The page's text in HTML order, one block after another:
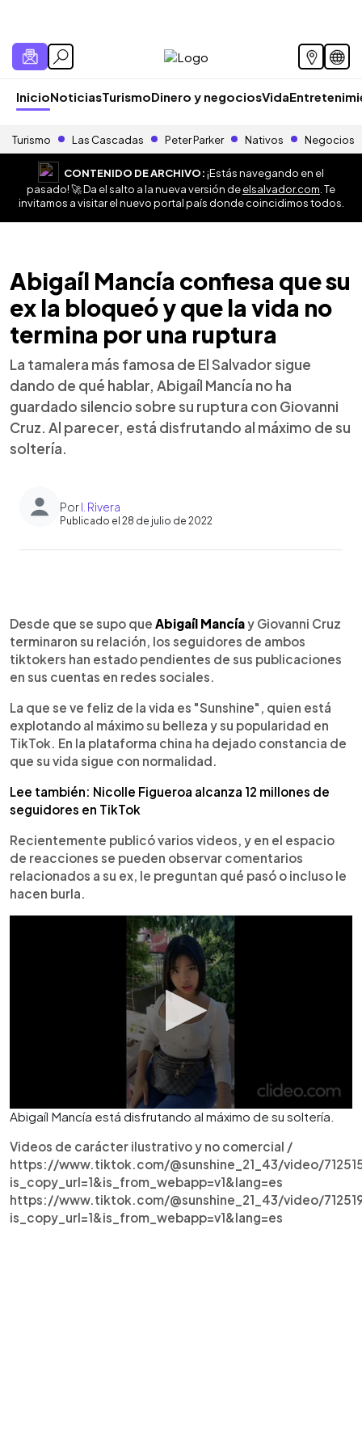
InicioNoticiasTurismoDinero y negociosVida
Turismo Las Cascadas Peter Parker Nativos Negocios
CONTENIDO DE ARCHIVO:¡Estás navegando en el
pasado! 🚀 Da el salto a la nueva versión deelsalvador.com . Te
invitamos a visitar el nuevo portal país donde coincidimos todos.
Abigaíl Mancía confiesa que su
ex la bloqueó y que la vida no
termina por una ruptura
La tamalera más famosa de El Salvador sigue
dando de qué hablar, Abigaíl Mancía no ha
guardado silencio sobre su ruptura con Giovanni
Cruz. Al parecer, está disfrutando al máximo de su
soltería.
PorI. Rivera
Publicado el 28 de julio de 2022
Escuchar artículo
Desde que se supo que Abigaíl Mancíay Giovanni Cruz
terminaron su relación, los seguidores de ambos
tiktokers han estado pendientes de sus publicaciones
en sus cuentas en redes sociales.
La que se ve feliz de la vida es "Sunshine", quien está
explotando al máximo su belleza y su popularidad en
TikTok. En la plataforma china ha dejado constancia de
que su vida sigue con normalidad.
Lee también: Nicolle Figueroa alcanza 12 millones de
seguidores en TikTok
Recientemente publicó varios videos, y en el espacio
de reacciones se pueden observar comentarios
relacionados a su ex, le preguntan qué pasó o incluso le
hacen burla.
Abigaíl Mancía está disfrutando al máximo de su soltería.
Videos de carácter ilustrativo y no comercial /
https://www.tiktok.com/@sunshine_21_43/video/
is_copy_url=1&is_from_webapp=v1&lang=es
https://www.tiktok.com/@sunshine_21_43/video/
is_copy_url=1&is_from_webapp=v1&lang=es